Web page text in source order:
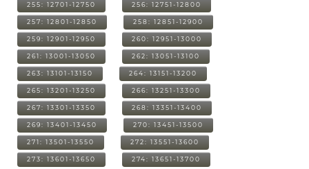
255: 12701-12750 256: 12751-12800
257: 12801-12850 258: 12851-12900
259: 12901-12950 260: 12951-13000
261: 13001-13050 262: 13051-13100
263: 13101-13150 264: 13151-13200
265: 13201-13250 266: 13251-13300
267: 13301-13350 268: 13351-13400
269: 13401-13450 270: 13451-13500
271: 13501-13550 272: 13551-13600
273: 13601-13650 274: 13651-13700